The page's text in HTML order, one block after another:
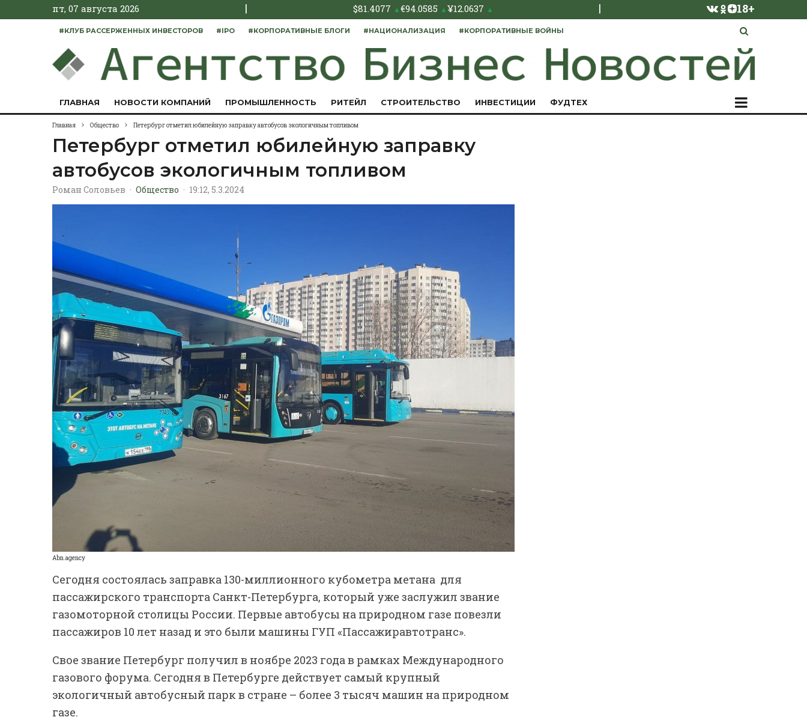
пт, 07 августа 2026 | $81.4077 ▲€94.0585 ▲¥12.0637 ▲ | 18+
#КЛУБ РАССЕРЖЕННЫХ ИНВЕСТОРОВ #IPO #КОРПОРАТИВНЫЕ БЛОГИ #НАЦИОНАЛИЗАЦИЯ #КОРПОРАТИВНЫЕ ВОЙНЫ
ГЛАВНАЯ НОВОСТИ КОМПАНИЙ ПРОМЫШЛЕННОСТЬ РИТЕЙЛ СТРОИТЕЛЬСТВО ИНВЕСТИЦИИ ФУДТЕХ
Главная Общество Петербург отметил юбилейную заправку автобусов экологичным топливом
Петербург отметил юбилейную заправку
автобусов экологичным топливом
Роман Соловьев · Общество · 19:12, 5.3.2024
Abn.agency
Сегодня состоялась заправка 130-миллионного кубометра метана для
пассажирского транспорта Санкт-Петербурга, который уже заслужил звание
газомоторной столицы России. Первые автобусы на природном газе повезли
пассажиров 10 лет назад и это были машины ГУП «Пассажиравтотранс».
Свое звание Петербург получил в ноябре 2023 года в рамках Международного
газового форума. Сегодня в Петербурге действует самый крупный
экологичный автобусный парк в стране – более 3 тысяч машин на природном
газе.